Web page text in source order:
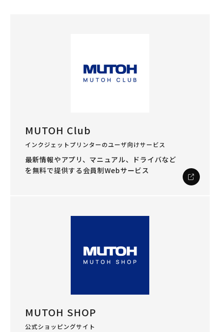
MUTOH Club
インクジェットプリンターのユーザ向けサービス
最新情報やアプリ、マニュアル、ドライバなど
を無料で提供する会員制Webサービス
MUTOH SHOP
公式ショッピングサイト